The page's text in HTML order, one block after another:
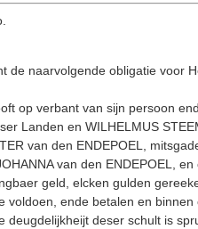
de naarvol­gende obligatie voor
op verbant van sijn persoon
Landen en WILHELMUS
van den ENDEPOEL,
van den ENDEPOEL,
geld, elcken gulden
voldoen, ende betalen en
deser schult is